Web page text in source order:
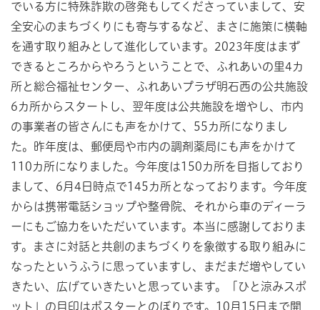
でいる方に特殊詐欺の啓発もしてくださっていまして、安
全安心のまちづくりにも寄与するなど、まさに施策に横軸
を通す取り組みとして進化しています。2023年度はまず
できるところからやろうということで、ふれあいの里4カ
所と総合福祉センター、ふれあいプラザ明石西の公共施設
6カ所からスタートし、翌年度は公共施設を増やし、市内
の事業者の皆さんにも声をかけて、55カ所になりまし
た。昨年度は、郵便局や市内の調剤薬局にも声をかけて
110カ所になりました。今年度は150カ所を目指しており
まして、6月4日時点で145カ所となっております。今年度
からは携帯電話ショップや整骨院、それから車のディーラ
ーにもご協力をいただいています。本当に感謝しておりま
す。まさに対話と共創のまちづくりを象徴する取り組みに
なったというふうに思っていますし、まだまだ増やしてい
きたい、広げていきたいと思っています。「ひと涼みスポ
ット」の目印はポスターとのぼりです。10月15日まで開